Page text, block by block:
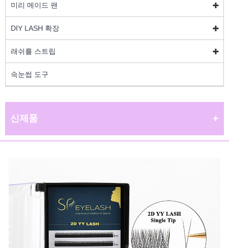
미리 메이드 팬
DIY LASH 확장
래쉬를 스트립
속눈썹 도구
신제품